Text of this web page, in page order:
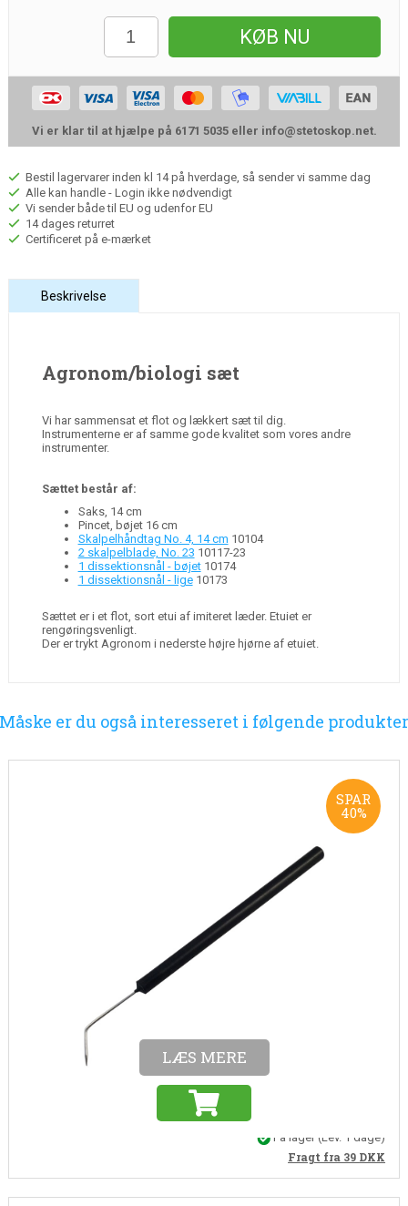
KØB NU
Vi er klar til at hjælpe på 6171 5035 eller info@stetoskop.net.
Bestil lagervarer inden kl 14 på hverdage, så sender vi samme dag
Alle kan handle - Login ikke nødvendigt
Vi sender både til EU og udenfor EU
14 dages returret
Certificeret på e-mærket
Beskrivelse
Agronom/biologi sæt
Vi har sammensat et flot og lækkert sæt til dig.
Instrumenterne er af samme gode kvalitet som vores andre
instrumenter.
Sættet består af:
Saks, 14 cm
Pincet, bøjet 16 cm
Skalpelhåndtag No. 4, 14 cm 10104
2 skalpelblade, No. 23 10117-23
1 dissektionsnål - bøjet10174
1 dissektionsnål - lige10173
Sættet er i et flot, sort etui af imiteret læder. Etuiet er
rengøringsvenligt.
Der er trykt Agronom i nederste højre hjørne af etuiet.
Måske er du også interesseret i følgende produkter
SPAR
40%
Dissektionsnål bøjet med plastskaft
Dissektionsnål bøjet med plastskaft. Spidsen er 1,5 cm lang og
37,00
LÆS MERE
På lager(Lev. 1 dage)
Fragt fra 39 DKK